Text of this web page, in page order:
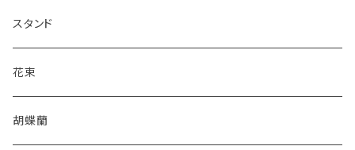
スタンド
花束
胡蝶蘭